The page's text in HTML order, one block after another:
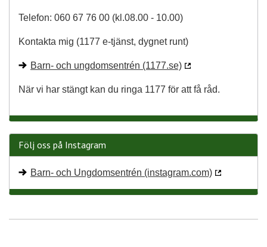
Telefon: 060 67 76 00 (kl.08.00 - 10.00)
Kontakta mig (1177 e-tjänst, dygnet runt)
Barn- och ungdomsentrén (1177.se)
När vi har stängt kan du ringa 1177 för att få råd.
Följ oss på Instagram
Barn- och Ungdomsentrén (instagram.com)